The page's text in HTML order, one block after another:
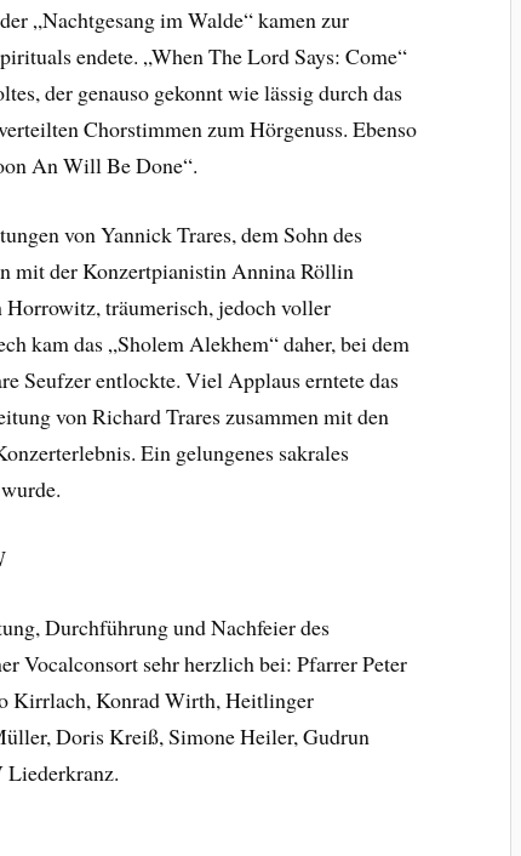
„Nachtgesang im Walde“ kamen zur
endete. „When The Lord Says: Come“
der genauso gekonnt wie lässig durch das
Chorstimmen zum Hörgenuss. Ebenso
An Will Be Done“.
von Yannick Trares, dem Sohn des
mit der Konzertpianistin Annina Röllin
Horrowitz, träumerisch, jedoch voller
kam das „Sholem Alekhem“ daher, bei dem
Seufzer entlockte. Viel Applaus erntete das
von Richard Trares zusammen mit den
Ein gelungenes sakrales
Durchführung und Nachfeier des
Vocalconsort sehr herzlich bei: Pfarrer Peter
Kirrlach, Konrad Wirth, Heitlinger
Doris Kreiß, Simone Heiler, Gudrun
Liederkranz.